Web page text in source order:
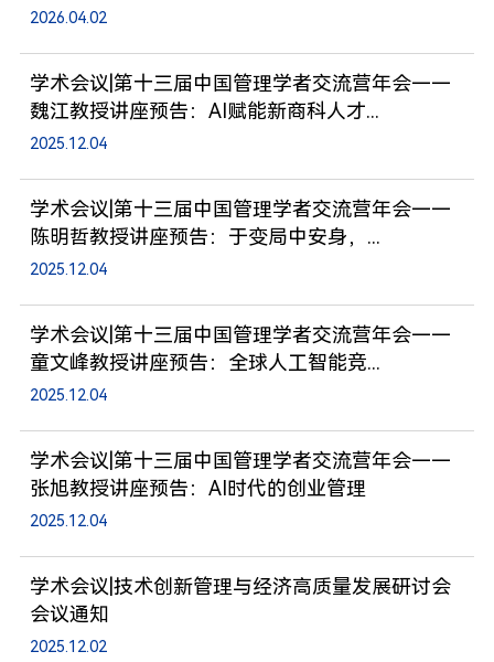
2026.04.02
学术会议|第十三届中国管理学者交流营年会——
魏江教授讲座预告：AI赋能新商科人才...
2025.12.04
学术会议|第十三届中国管理学者交流营年会——
陈明哲教授讲座预告：于变局中安身，...
2025.12.04
学术会议|第十三届中国管理学者交流营年会——
童文峰教授讲座预告：全球人工智能竞...
2025.12.04
学术会议|第十三届中国管理学者交流营年会——
张旭教授讲座预告：AI时代的创业管理
2025.12.04
学术会议|技术创新管理与经济高质量发展研讨会
会议通知
2025.12.02